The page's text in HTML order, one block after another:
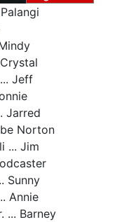
Jeff
Jarred
Norton
... Jim
Sunny
Annie
... Barney